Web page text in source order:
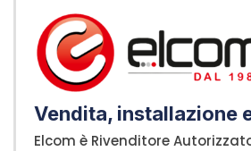
Vendita, installazione
Elcom è Rivenditore